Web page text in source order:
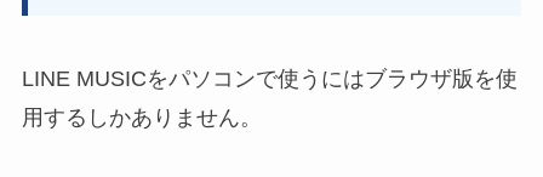
LINE MUSICをパソコンで使うにはブラウザ版を使
用するしかありません。